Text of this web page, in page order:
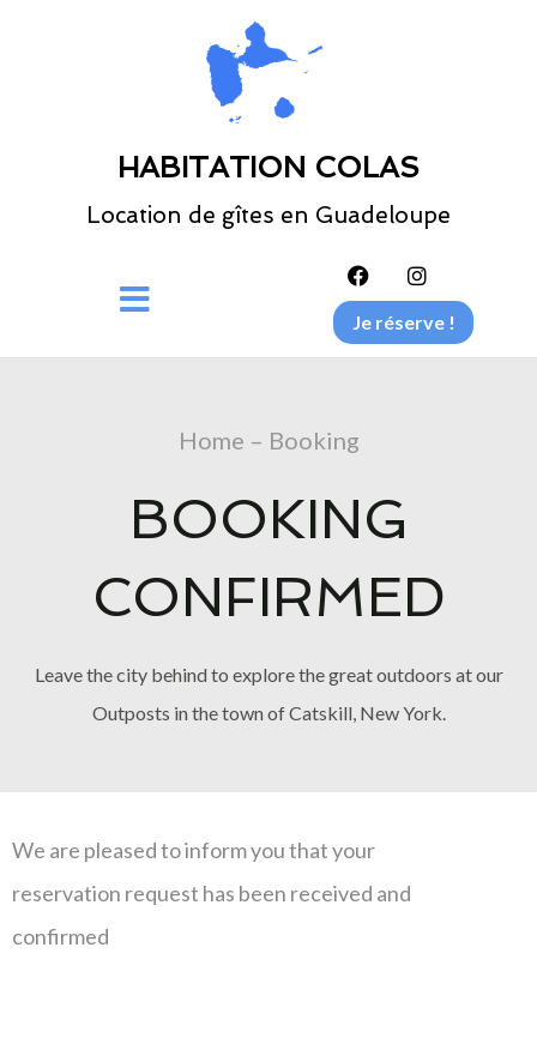
HABITATION COLAS
Location de gîtes en Guadeloupe
Je réserve !
Home – Booking
BOOKING
CONFIRMED
Leave the city behind to explore the great outdoors at our
Outposts in the town of Catskill, New York.
We are pleased to inform you that your
reservation request has been received and
confirmed